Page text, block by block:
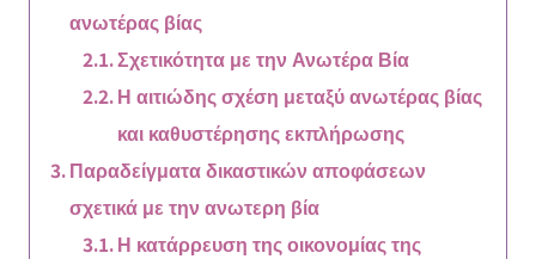
ανωτέρας βίας
Σχετικότητα με την Ανωτέρα Βία
Η αιτιώδης σχέση μεταξύ ανωτέρας βίας
και καθυστέρησης εκπλήρωσης
Παραδείγματα δικαστικών αποφάσεων
σχετικά με την ανωτερη βία
Η κατάρρευση της οικονομίας της